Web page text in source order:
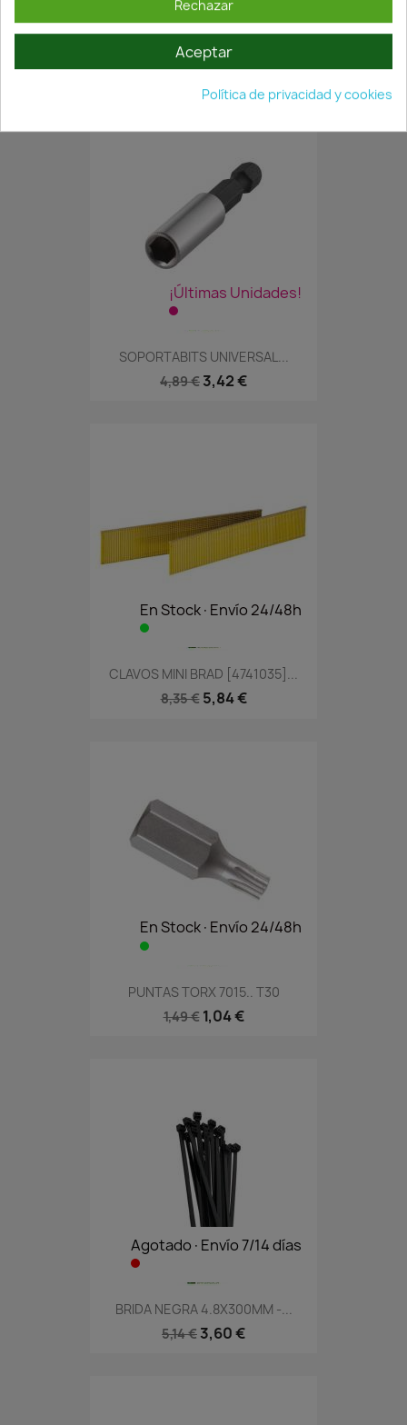
CLAVOS PINS 6/25MM..CAJA...
16,01 € 11,21 €
¡Últimas Unidades!
SOPORTABITS UNIVERSAL...
4,89 € 3,42 €
En Stock·Envío 24/48h
CLAVOS MINI BRAD [4741035]...
8,35 € 5,84 €
En Stock·Envío 24/48h
PUNTAS TORX 7015.. T30
1,49 € 1,04 €
Agotado·Envío 7/14 días
BRIDA NEGRA 4.8X300MM -...
5,14 € 3,60 €
Rechazar
Aceptar
Política de privacidad y cookies